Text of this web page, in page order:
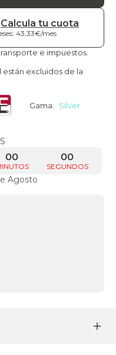
Calcula tu cuota
43,33€/mes
e impuestos.
excluidos de la
Gama: Silver
00
SEGUNDOS
00
Agosto